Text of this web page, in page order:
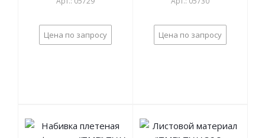
014:2012
Цена по запросу
014:2012
Цена по запросу